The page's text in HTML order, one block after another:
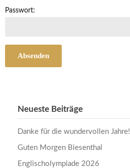
Passwort:
Neueste Beiträge
Danke für die wundervollen Jahre!
Guten Morgen Biesenthal
Englischolympiade 2026